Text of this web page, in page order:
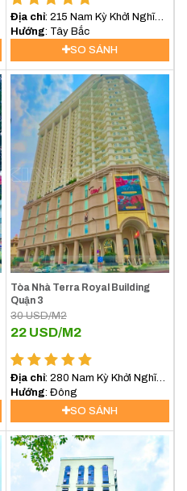
Địa chỉ: 215 Nam Kỳ Khởi Nghĩa,
Phường 7, Quận 3
Hướng : Tây Bắc
SO SÁNH
Tòa Nhà Terra Royal Building
Quận 3
30USD/M2
22 USD/M2
Địa chỉ: 280 Nam Kỳ Khởi Nghĩa,
Phường 8, Quận 3
Hướng : Đông
SO SÁNH